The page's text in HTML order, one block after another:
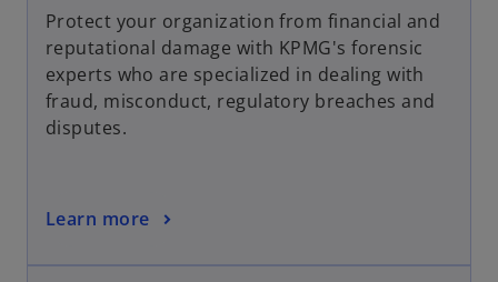
Protect your organization from financial and
reputational damage with KPMG's forensic
experts who are specialized in dealing with
fraud, misconduct, regulatory breaches and
disputes.
Learn more